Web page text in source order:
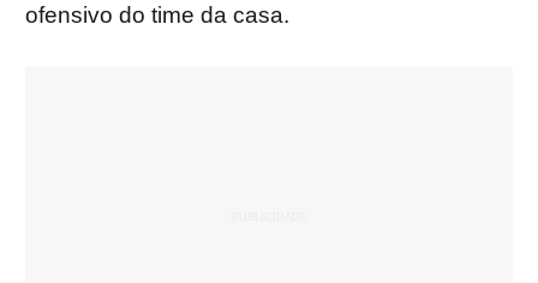
ofensivo do time da casa.